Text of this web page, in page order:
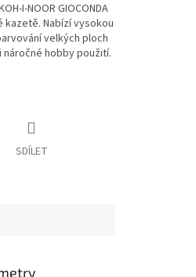
I-NOOR GIOCONDA
kazetě. Nabízí vysokou
velkých ploch
hobby použití.
SDÍLET